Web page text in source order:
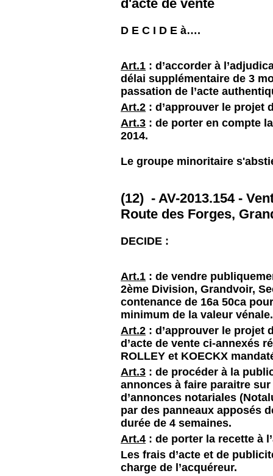
d'acte de vente
D E C I D E à….
Art.1 : d’accorder à
délai supplémentaire de 3
passation de l’acte
Art.2 : d’approuver le projet
Art.3 : de porter en compte
2014.
Le groupe minoritaire
(12) - AV-2013.154 -
Route des Forges,
DECIDE :
Art.1 : de vendre
2ème Division, Grandvoir,
contenance de 16a 50ca
minimum de la valeur vénale.
Art.2 : d’approuver le projet
d’acte de vente ci-annexés
ROLLEY et KOECKX
Art.3 : de procéder à la
annonces à faire paraitre
d’annonces notariales
par des panneaux apposés
durée de 4 semaines.
Art.4 : de porter la recette à
Les frais d’acte et de
charge de l’acquéreur.